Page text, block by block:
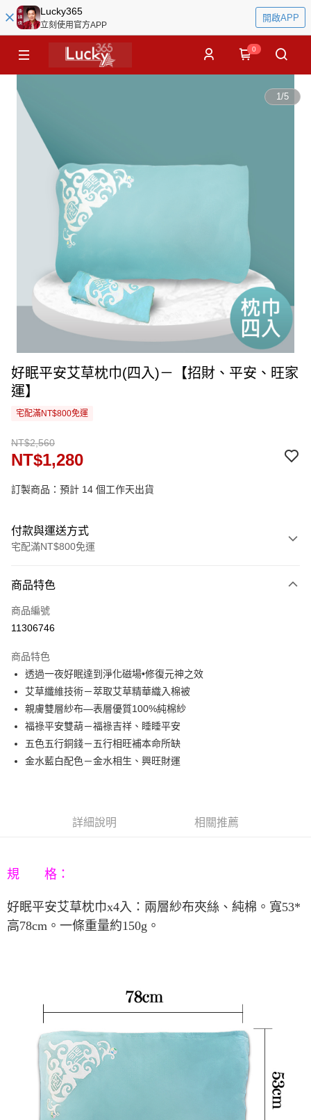
Lucky365
立刻使用官方APP
開啟APP
0
1/5
好眠平安艾草枕巾(四入)－【招財、平安、旺家
運】
宅配滿NT$800免運
NT$2,560
NT$1,280
訂製商品：預計 14 個工作天出貨
付款與運送方式
宅配滿NT$800免運
信用卡一次付款
信用卡分期付款
合作金庫商業銀行
華南商業銀行
彰化商業銀行
上海商業儲蓄銀行
台北富邦商業銀行
國泰世華商業銀行
兆豐國際商業銀行
臺灣中小企業銀行
台中商業銀行
匯豐（台灣）商業銀行
華泰商業銀行
聯邦商業銀行
遠東國際商業銀行
元大商業銀行
永豐商業銀行
6 期 0 利率 每期
華南商業銀行
彰化商業銀行
上海商業儲蓄銀行
台北富邦商業銀行
國泰世華商業銀行
兆豐國際商業銀行
臺灣中小企業銀行
台中商業銀行
匯豐（台灣）商業銀行
華泰商業銀行
台新國際商業銀行
中國信託商業銀行
台灣樂天信用卡公司
12 期 0 利率 每期 NT$106
合作金庫商業銀行
第一商業銀行
上海商業儲蓄銀行
台北富邦商業銀行
國泰世華商業銀行
兆豐國際商業銀行
臺灣中小企業銀行
台中商業銀行
玉山商業銀行
星展（台灣）商業銀行
LINE Pay
Apple Pay
街口支付
【關於「AFTEE先享後付」】
AFTEE先享後付是「在收到商品之後才付款」的支付方式。 讓您購物簡單
１．簡單：不需註冊會員、不需綁卡、不需儲值。
２．便利：只要手機號碼，簡訊認證，即可結帳。
３．安心：先確認商品／服務後，再付款。
２．訂單成立數日內，您將收到繳費通知簡訊。
３．收到繳費通知簡訊後14天內，點擊此簡訊中的連結，可透過四大超商／
※ 請注意：結帳手續完成當下不需立刻繳費，但若您需要取消訂單，請聯絡
購買商品的店家。未經商家同意取消之訂單仍視為有效，需透過AFTEE先享
後付繳納相關費用。
※ 交易是否成功請以「AFTEE先享後付 」之結帳頁面顯示為準，若有關於
是否繳費成功／繳費後需取消欲退款等相關疑問，請聯繫「AFTEE先享後付
客戶支援中心」
https://netprotections.freshdesk.com/support/home
ATM付款
運送方式
商品特色
商品編號
11306746
商品特色
透過一夜好眠達到淨化磁場•修復元神之效
艾草纖維技術－萃取艾草精華織入棉被
親膚雙層紗布—表層優質100%純棉紗
福祿平安雙葫－福祿吉祥、睡睡平安
五色五行銅錢－五行相旺補本命所缺
金水藍白配色－金水相生、興旺財運
詳細說明 相關推薦
規 格：
好眠平安艾草枕巾x4入：兩層紗布夾絲、純棉。寬53*
高78cm 。一條重量約150g 。